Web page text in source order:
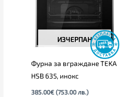
ИЗЧЕРПАН
Фурна за вграждане TEKA
HSB 635, инокс
385.00€ (753.00 лв.)